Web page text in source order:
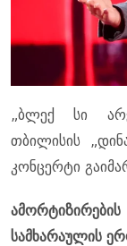
„ბლექ სი
თბილისის
კონცერტი
სამხარაულის